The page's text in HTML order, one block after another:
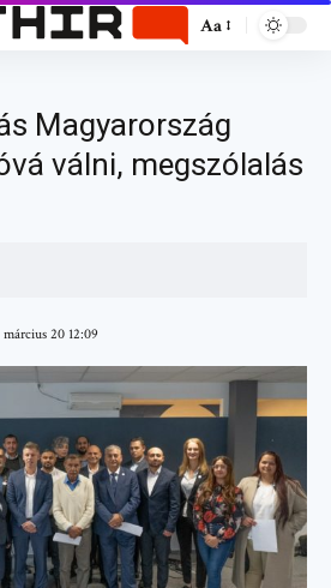
Aa
Magyarország
válni, megszólalás
20 12:09